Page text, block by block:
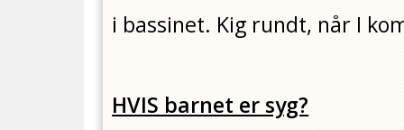
i bassinet. Kig rundt, når I
HVIS barnet er syg?